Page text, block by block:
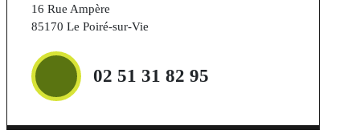
L’entreprise
histoire
16 Rue Ampère
85170 Le Poiré-sur-Vie
02 51 31 82 95